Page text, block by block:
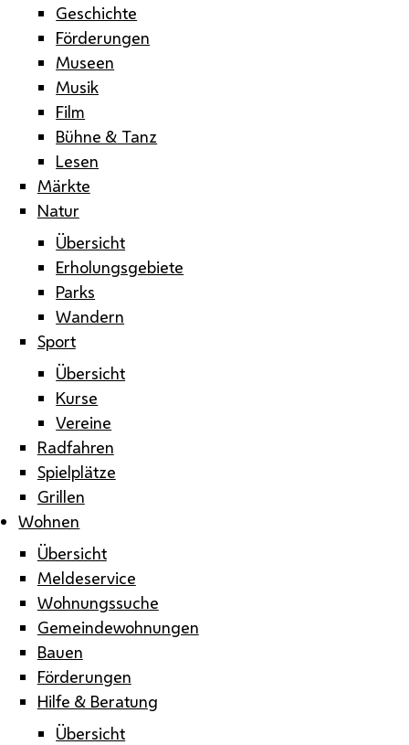
Geschichte
Förderungen
Museen
Musik
Film
Bühne & Tanz
Lesen
Märkte
Natur
Übersicht
Erholungsgebiete
Parks
Wandern
Sport
Übersicht
Kurse
Vereine
Radfahren
Spielplätze
Grillen
Wohnen
Übersicht
Meldeservice
Wohnungssuche
Gemeindewohnungen
Bauen
Förderungen
Hilfe & Beratung
Übersicht